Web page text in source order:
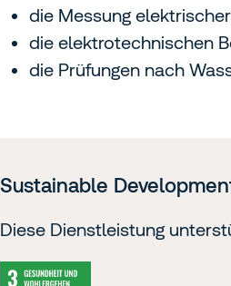
die Messung
die elektrotechnischen
die Prüfungen nach
Sustainable
Diese Dienstleistung